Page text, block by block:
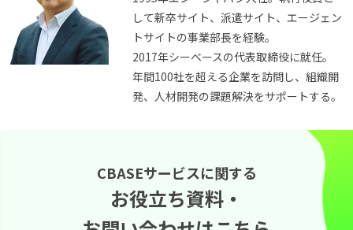
して新卒サイト、派遣サイト、エージェン
トサイトの事業部長を経験。
2017年シーベースの代表取締役に就任。
年間100社を超える企業を訪問し、組織開
発、人材開発の課題解決をサポートする。
CBASEサービスに関する
お役立ち資料・